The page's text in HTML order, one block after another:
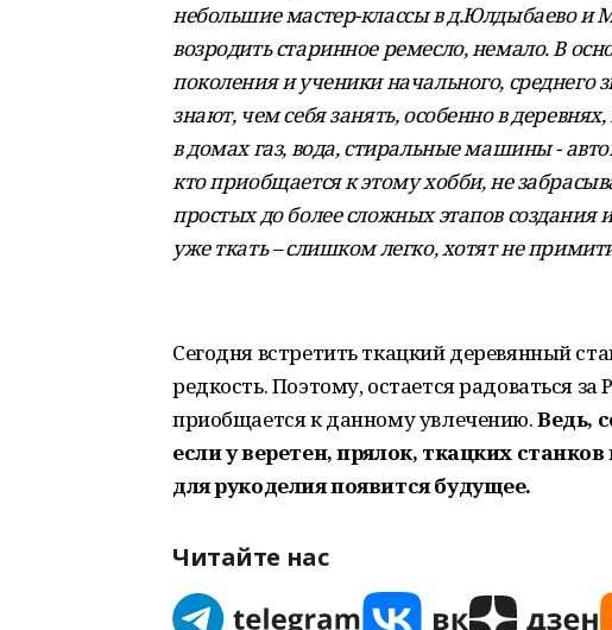
небольшие мастер-классы в д.Юлдыбаево и
возродить старинное ремесло, немало. В
поколения и ученики начального, среднего
знают, чем себя занять, особенно в
в домах газ, вода, стиральные машины -
кто приобщается к этому хобби, не
простых до более сложных этапов
уже ткать – слишком легко, хотят не
Сегодня встретить ткацкий деревянный
редкость. Поэтому, остается радоваться
приобщается к данному увлечению.Ведь,
если у веретен, прялок, ткацких
для рукоделия появится будущее.
Читайте нас